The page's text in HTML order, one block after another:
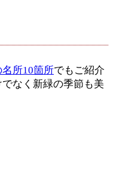
所10箇所でもご紹介
なく新緑の季節も美